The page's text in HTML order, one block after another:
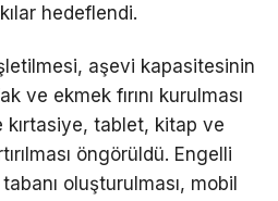
hedeflendi.
aşevi kapasitesinin
ve ekmek fırını kurulması
kırtasiye, tablet, kitap ve
öngörüldü. Engelli
oluşturulması, mobil